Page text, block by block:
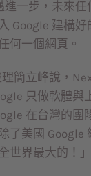
一步，未來任
Google 建構
何一個網頁。
簡立峰說，
只做軟體與
在台灣的團
了美國 Google
世界最大的！」